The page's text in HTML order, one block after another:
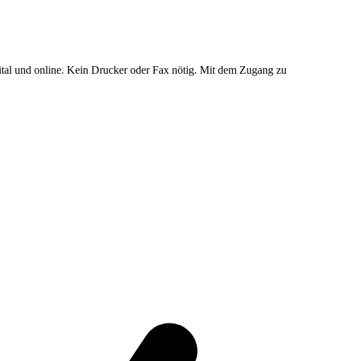
und online. Kein Drucker oder Fax nötig. Mit dem Zugang zu